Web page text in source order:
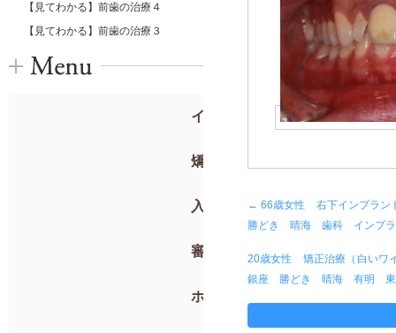
【見てわかる】前歯の治療４
【見てわかる】前歯の治療３
インプラント
矯正歯科
入れ歯
審美歯科
ホワイトニング
← 66歳女性 右下インプラ
勝どき 晴海 歯科 インプ
20歳女性 矯正治療（白いワ
銀座 勝どき 晴海 有明